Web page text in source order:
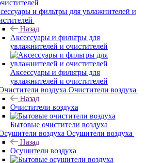
и фильтры для увлажнителей и
Назад
Аксессуары и фильтры для
увлажнителей и очистителей
Аксессуары и фильтры для
увлажнителей и очистителей
Очистители воздуха
Назад
Очистители воздуха
Бытовые очистители воздуха
Осушители воздуха
Назад
Осушители воздуха